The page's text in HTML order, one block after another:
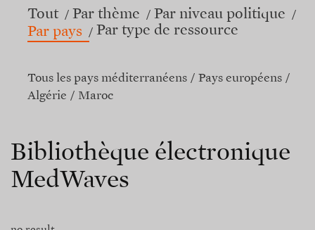
Tout Par thème
Par niveau politique
Par pays
Par type de ressource
Tous les pays méditerranéens
Pays européens
Algérie
Maroc
Bibliothèque électronique
MedWaves